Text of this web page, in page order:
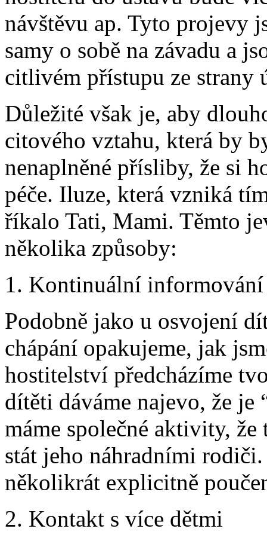
návštěvu ap. Tyto projevy
samy o sobě na závadu a
citlivém přístupu ze strany
Důležité však je, aby
citového vztahu, která by
nenaplněné přísliby, že si
péče. Iluze, která vzniká
říkalo Tati, Mami. Těmto
několika způsoby:
1. Kontinuální
Podobně jako u osvojení
chápání opakujeme, jak
hostitelství předcházíme
dítěti dáváme najevo, že je
máme společné aktivity, že
stát jeho náhradními
několikrát explicitně
2. Kontakt s více dětmi